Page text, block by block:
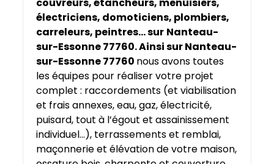
électriciens, domoticiens, plombiers,
carreleurs, peintres… sur Nanteau-
sur-Essonne 77760. Ainsi sur Nanteau-
sur-Essonne 77760 nous avons toutes
les équipes pour réaliser votre projet
complet : raccordements (et viabilisation
et frais annexes, eau, gaz, électricité,
puisard, tout à l’égout et assainissement
individuel…), terrassements et remblai,
maçonnerie et élévation de votre maison,